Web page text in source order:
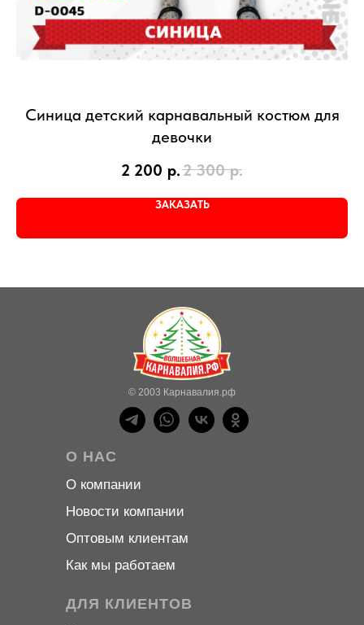
Синица детский карнавальный костюм для
девочки
2 200 р.2 300 р.
ЗАКАЗАТЬ
О НАС
ДЛЯ КЛИЕНТОВ
© 2003 Карнавалия.рф
О компании
Оптовым клиентам
Новости компании
Как мы работаем